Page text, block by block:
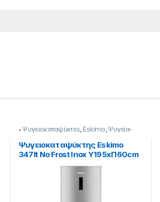
• Ψυγειοκαταψύκτεs Eskimo Ψυγεία-
Ψύξη
Ψυγειοκαταψύκτης Eskimo
347lt No Frost Inox Υ195xΠ60cm